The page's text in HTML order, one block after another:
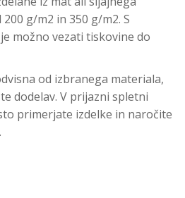
g/m2 in 350 g/m2. S
možno vezati tiskovine do
od izbranega materiala,
dodelav. V prijazni spletni
primerjate izdelke in naročite